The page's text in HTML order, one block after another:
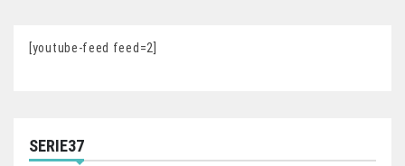
[youtube-feed feed=2]
SERIE37